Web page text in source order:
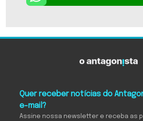
Quer receber notícias do
e-mail?
Assine nossa newsletter e receba as